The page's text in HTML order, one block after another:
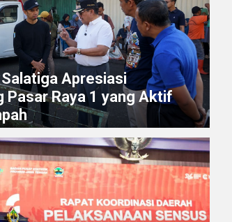
Apresiasi
Pasar Raya 1 yang Aktif